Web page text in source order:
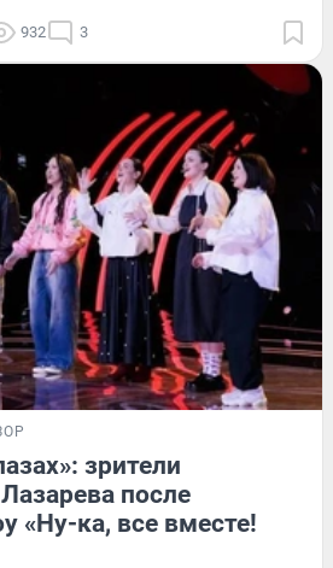
932 3
зрители
после
«Ну-ка, все вместе!